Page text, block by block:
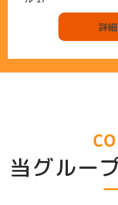
詳
当グルー